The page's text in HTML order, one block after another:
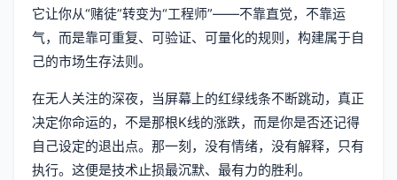
它让你从“赌徒”转变为“工程师”——不靠直觉，不靠运
气，而是靠可重复、可验证、可量化的规则，构建属于自
己的市场生存法则。
在无人关注的深夜，当屏幕上的红绿线条不断跳动，真正
决定你命运的，不是那根K线的涨跌，而是你是否还记得
自己设定的退出点。那一刻，没有情绪，没有解释，只有
执行。这便是技术止损最沉默、最有力的胜利。